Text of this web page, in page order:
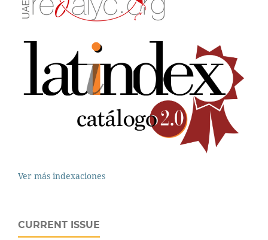
Ver más indexaciones
CURRENT ISSUE